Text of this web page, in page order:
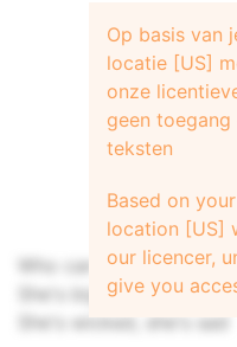
Who can find the Beast?
She's big, she's bad
She's wicked, she's sad
Op basis van
locatie [US]
onze
geen
teksten
Based on
location [US]
our licencer,
give you